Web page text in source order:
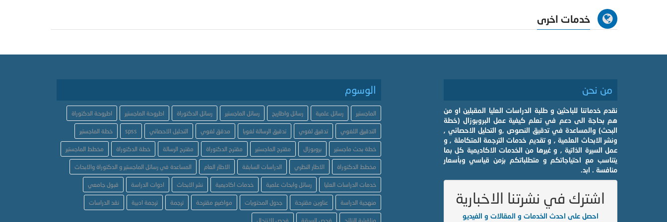
خدمات اخرى
من نحن
نقدم خدماتنا للباحثين و طلبة الدراسات العليا المقبلين او من
هم بحاجة الى دعم في تعلم كيفية عمل البروبوزال (خطة
البحث) والمساعدة في تدقيق النصوص ,و التحليل الاحصائي ,
ونشر الابحاث العلمية , و تقديم خدمات الترجمة المتكاملة , و
عمل السيرة الذاتية , و غيرها من الخدمات الاكاديمية كل بما
يتناسب مع احتياجاتكم و متطلباتكم بزمن قياسي وبأسعار
منافسة . ابد.
اشترك في نشرتنا الاخبارية
احصل على احدث الخدمات و المقالات و الفيديو
الوسوم
الماجستير رسائل علمية رسائل واطاريح رسائل الماجستير رسائل الدكتوراة اطروحة الماجستير اطروحة الدكتوراة
التدقيق اللغوي تدقيق لغوي تدقيق الرسالة لغويا مدقق لغوي التحليل الاحصائي spss خطة الماجستير
خطة بحث ماجستير بروبوزال مقترح الماجستير مقترح الدكتوراة مقترح الرسالة خطة الدكتوراة مخطط الماجستير
مخطط الدكتوراة الاطار النظري الدراسات السابقة الاطار العام المساعدة في رسائل الماجستير و الدكتوراة والابحاث
خدمات الدراسات العليا رسائل وابحاث علمية خدمات اكاديمية نشر الابحاث ادوات الدراسة قبول جامعي
منهجية الدراسة عناوين مقترحة جدول المحتويات مواضيع مقترحة ترجمة ترجمة ادبية نقد الدراسات
مناقشة النتائج فحص السرقة فحص الانتحال